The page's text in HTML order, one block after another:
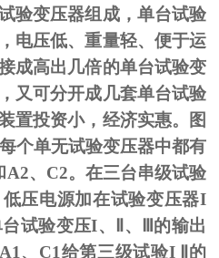
验变压器组成，单台试验
电压低、重量轻、便于运
成高出几倍的单台试验变
又可分开成几套单台试验
置投资小，经济实惠。图
个单无试验变压器中都有
A2、 C2。在三台串级试验
压电源加在试验变压器I
试验变压I、 、
的输出
A1 、 C1给第三级试验I
Ⅱ的